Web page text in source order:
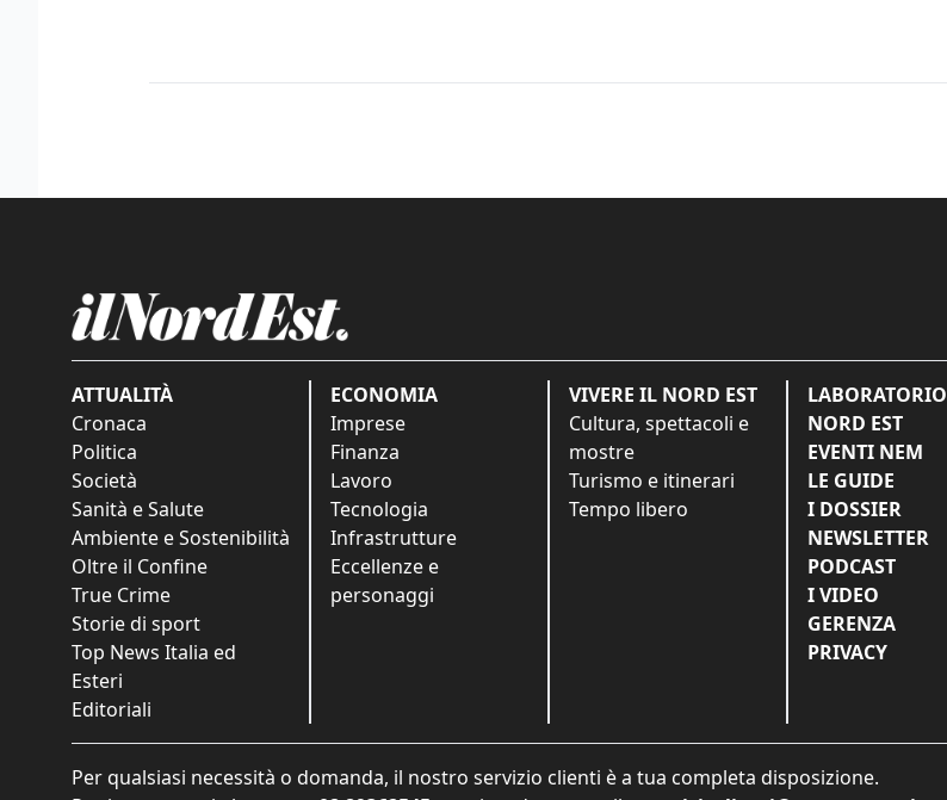
ATTUALITÀ
Cronaca
Politica
Società
Sanità e Salute
Ambiente e Sostenibilità
Oltre il Confine
True Crime
Storie di sport
Top News Italia ed
Esteri
Editoriali
ECONOMIA
Imprese
Finanza
Lavoro
Tecnologia
Infrastrutture
Eccellenze e
personaggi
VIVERE IL NORD EST
Cultura, spettacoli e
mostre
Turismo e itinerari
Tempo libero
LABORATORIO
NORD EST
EVENTI NEM
LE GUIDE
I DOSSIER
NEWSLETTER
PODCAST
I VIDEO
GERENZA
PRIVACY
Per qualsiasi necessità o domanda, il nostro servizio clienti è a tua completa disposizione.